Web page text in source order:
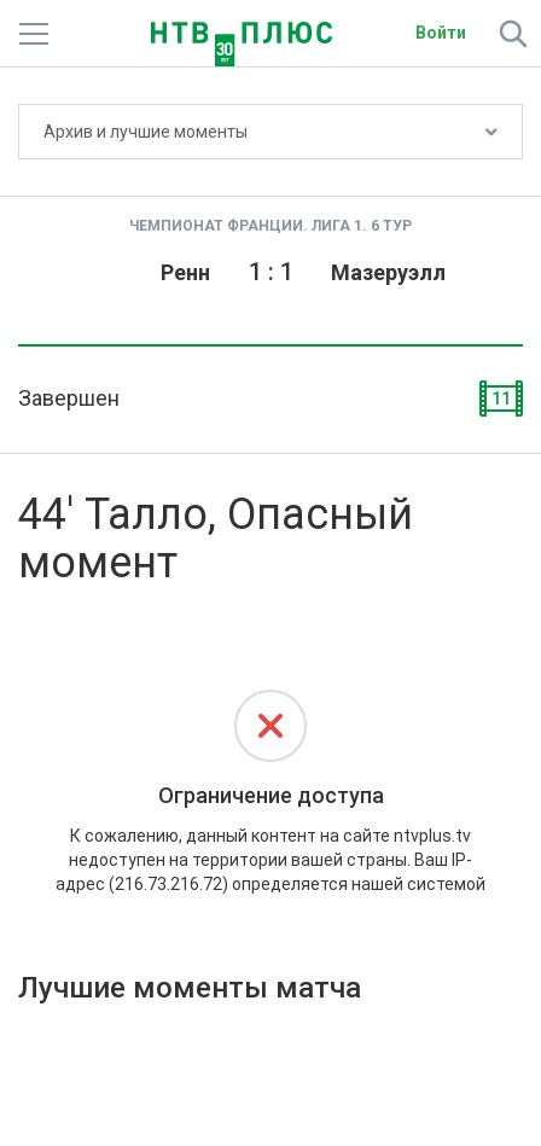
Войти
О сайте
Активировать промокод
Архив и лучшие моменты
ЧЕМПИОНАТ ФРАНЦИИ. ЛИГА 1. 6 ТУР
Ренн Мазеруэлл
1 : 1
Завершен 11
44' Талло, Опасный
момент
Лучшие моменты матча